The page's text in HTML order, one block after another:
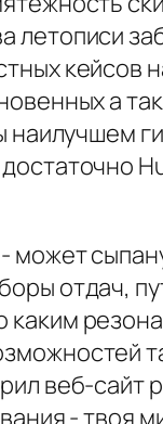
кейсов
а
наилучшем
отдач,
веб-сайт